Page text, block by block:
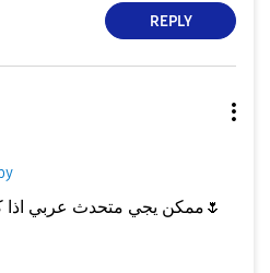
REPLY
ممكن يجي متحدث عربي اذا 🌷